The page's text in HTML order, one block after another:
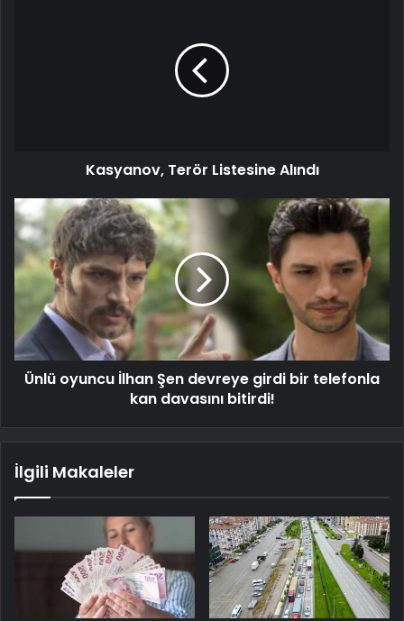
Kasyanov, Terör Listesine Alındı
Ünlü oyuncu İlhan Şen devreye girdi bir telefonla
kan davasını bitirdi!
İlgili Makaleler